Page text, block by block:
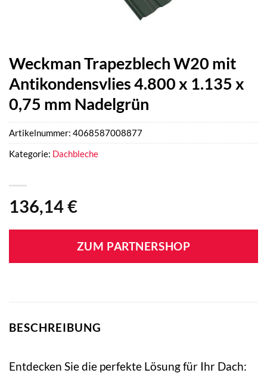
Weckman Trapezblech W20 mit
Antikondensvlies 4.800 x 1.135 x
0,75 mm Nadelgrün
136,14€
ZUM PARTNERSHOP
Artikelnummer: 4068587008877
Kategorie: Dachbleche
BESCHREIBUNG
Entdecken Sie die perfekte Lösung für Ihr Dach: